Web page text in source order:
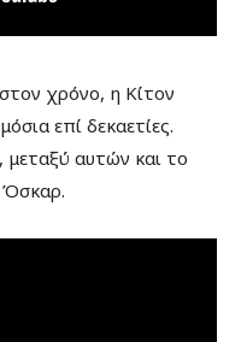
χρόνο, η Κίτον
επί δεκαετίες.
μεταξύ αυτών και το
Όσκαρ.